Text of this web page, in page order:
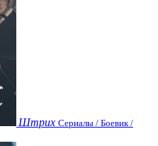
Штрих Сериалы / Боевик /